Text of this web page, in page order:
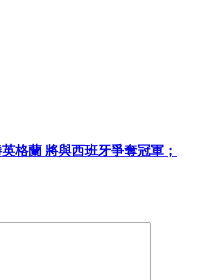
格蘭 將與西班牙爭奪冠軍；